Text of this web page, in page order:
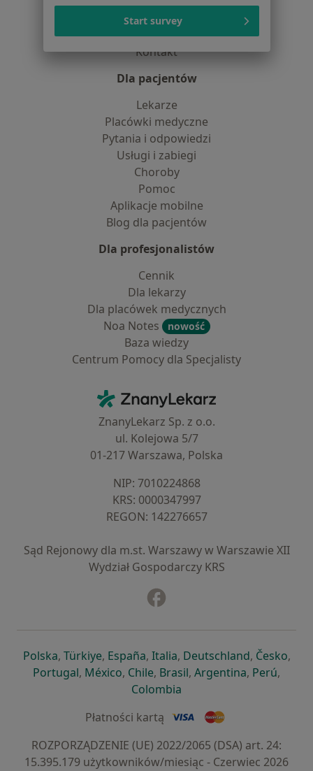
Partnerzy
Centrum prasowe
Kontakt
Dla pacjentów
Lekarze
Placówki medyczne
Pytania i odpowiedzi
Usługi i zabiegi
Choroby
Pomoc
Aplikacje mobilne
Blog dla pacjentów
Dla profesjonalistów
Cennik
Dla lekarzy
Dla placówek medycznych
Noa Notes
nowość
Baza wiedzy
Centrum Pomocy dla Specjalisty
ZnanyLekarz - Strona główna
ZnanyLekarz Sp. z o.o.
ul. Kolejowa 5/7
01-217 Warszawa, Polska
NIP: ⁠7010224868
KRS: ⁠0000347997
REGON: ⁠142276657
Sąd Rejonowy dla m.st. Warszawy w Warszawie XII
Wydział Gospodarczy KRS
Polskaotwiera się w nowej karcie
, Türkiyeotwiera się w nowej karcie
, Españaotwiera się w nowej karcie
, Italiaotwiera się w nowej
, Deutschlandotwiera się
, Česko,
Portugalotwiera się w nowej karcie
, Méxicootwiera się w nowej karcie
, Chileotwiera się w nowej karcie
, Brasilotwiera się w nowej
, Argentinaotwiera się
, Perú,
Colombia
Płatności kartą
ROZPORZĄDZENIE (UE) 2022/2065 (DSA) art. 24:
15.395.179 użytkowników/miesiąc - Czerwiec 2026
Start survey